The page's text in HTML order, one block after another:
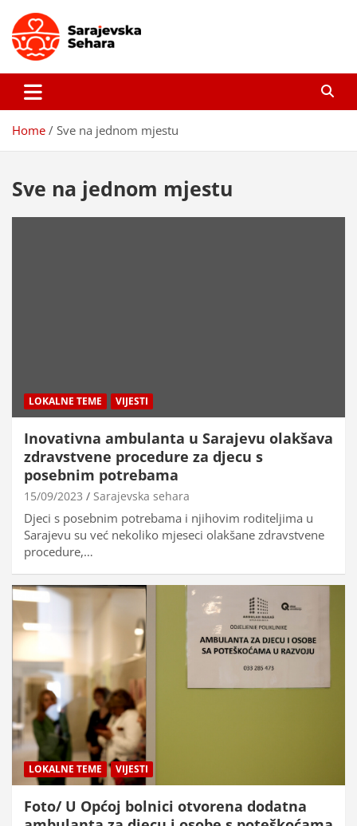
content
Sarajevska sehara
Home Sve na jednom mjestu
Sve na jednom mjestu
LOKALNE TEME VIJESTI
Inovativna ambulanta u Sarajevu olakšava
zdravstvene procedure za djecu s
posebnim potrebama
15/09/2023 Sarajevska sehara
Djeci s posebnim potrebama i njihovim roditeljima u
Sarajevu su već nekoliko mjeseci olakšane zdravstvene
procedure,…
LOKALNE TEME VIJESTI
Foto/ U Općoj bolnici otvorena dodatna